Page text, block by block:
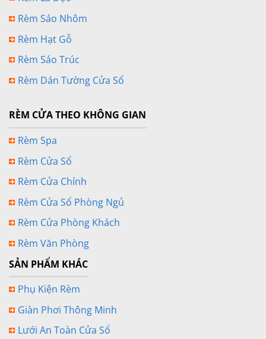
Rèm Sáo Nhôm
Rèm Hạt Gỗ
Rèm Sáo Trúc
Rèm Dán Tường Cửa Sổ
RÈM CỬA THEO KHÔNG GIAN
Rèm Spa
Rèm Cửa Sổ
Rèm Cửa Chính
Rèm Cửa Sổ Phòng Ngủ
Rèm Cửa Phòng Khách
Rèm Văn Phòng
SẢN PHẨM KHÁC
Phụ Kiện Rèm
Giàn Phơi Thông Minh
Lưới An Toàn Cửa Sổ